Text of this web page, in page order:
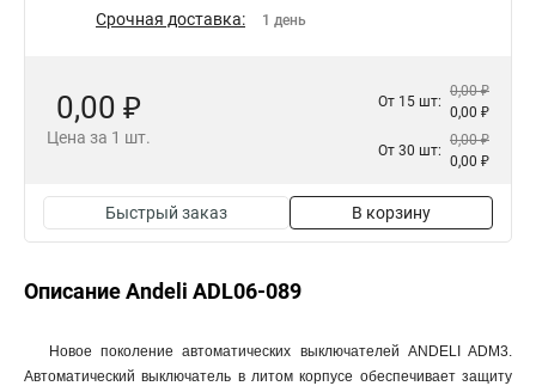
Срочная доставка: 1 день
0,00 ₽
Цена за 1 шт.
От 15 шт:
0,00 ₽
0,00 ₽
От 30 шт:
0,00 ₽
0,00 ₽
Быстрый заказ В корзину
Описание Andeli ADL06-089
Новое поколение автоматических выключателей ANDELI ADM3.
Автоматический выключатель в литом корпусе обеспечивает защиту